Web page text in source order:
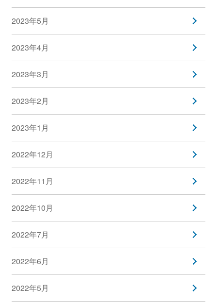
2023年5月
2023年4月
2023年3月
2023年2月
2023年1月
2022年12月
2022年11月
2022年10月
2022年7月
2022年6月
2022年5月